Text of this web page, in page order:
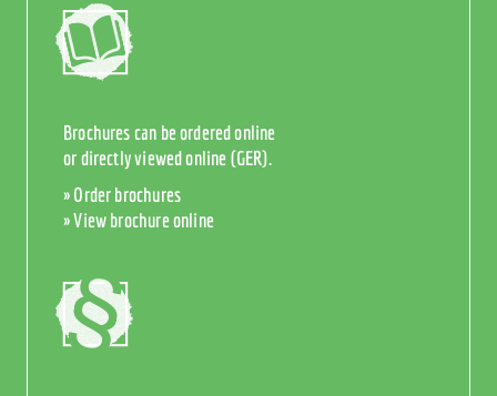
Brochures can be ordered online
or directly viewed online (GER).
» Order brochures
» View brochure online